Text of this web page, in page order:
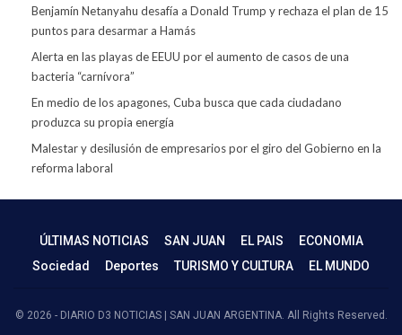
Benjamín Netanyahu desafía a Donald Trump y rechaza el plan de 15
puntos para desarmar a Hamás
Alerta en las playas de EEUU por el aumento de casos de una
bacteria “carnívora”
En medio de los apagones, Cuba busca que cada ciudadano
produzca su propia energía
Malestar y desilusión de empresarios por el giro del Gobierno en la
reforma laboral
ÚLTIMAS NOTICIAS SAN JUAN EL PAIS
ECONOMIA
Sociedad
Deportes TURISMO Y CULTURA EL MUNDO
© 2026 - DIARIO D3 NOTICIAS | SAN JUAN ARGENTINA. All Rights Reserved.